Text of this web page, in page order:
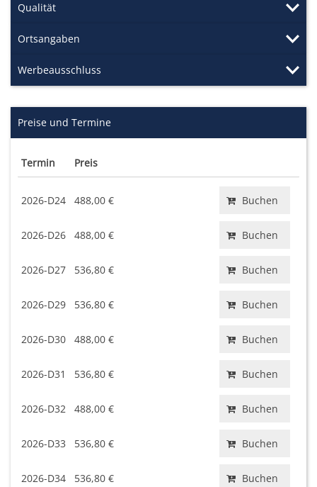
Qualität
Ortsangaben
Werbeausschluss
Preise und Termine
Termin Preis
2026-D24 488,00 € Buchen
2026-D26 488,00 € Buchen
2026-D27 536,80 € Buchen
2026-D29 536,80 € Buchen
2026-D30 488,00 € Buchen
2026-D31 536,80 € Buchen
2026-D32 488,00 € Buchen
2026-D33 536,80 € Buchen
2026-D34 536,80 € Buchen